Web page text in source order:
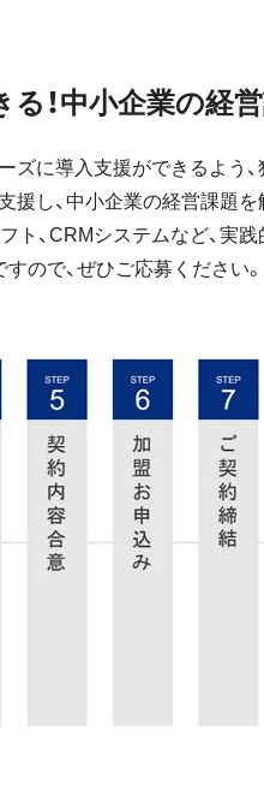
！中小企業の経
ズに導入支援ができるよう
援し、中小企業の経営課題を
ト、CRMシステムなど、実
ので、ぜひご応募ください。